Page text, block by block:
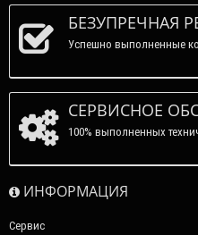
БЕЗУПРЕЧНАЯ
Успешно выполненные
СЕРВИСНОЕ
100% выполненных
ИНФОРМАЦИЯ
Сервис